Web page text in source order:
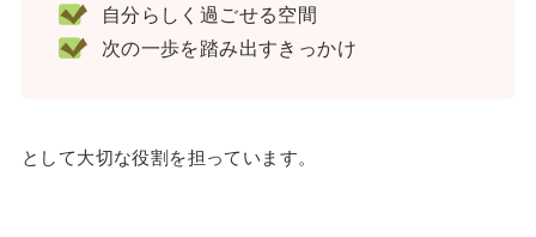
自分らしく過ごせる空間
次の一歩を踏み出すきっかけ
として大切な役割を担っています。